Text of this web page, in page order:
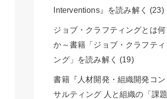
Interventions』を読み解く (23)
ジョブ・クラフティングとは何
か～書籍「ジョブ・クラフティ
ング」を読み解く (19)
書籍『人材開発・組織開発コン
サルティング 人と組織の「課題